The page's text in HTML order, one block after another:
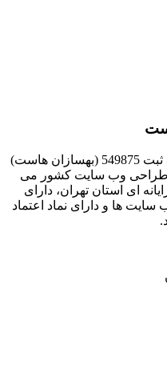
بهسازان فناوران داده نگار به شماره ثبت 549875 (بهسازان هاست)
طراحی وب سایت کشور می
ای استان تهران، دارای
ها و دارای نماد اعتماد